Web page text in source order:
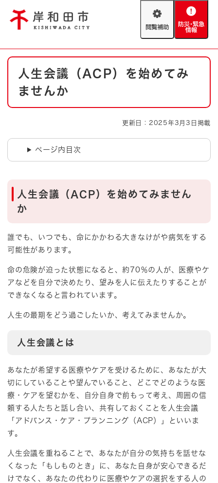
閲
助
防
緊
情
やさしい日本語
防災・緊急情報 救急・消防
ハザードマップ
本
人生会議（ACP）を始めてみ
ませんか
更新日：2025年3月3日掲載
ページ内目次
人生会議（ACP）を始めてみません
か
誰でも、いつでも、命にかかわる大きなけがや病気をする
可能性があります。
命の危険が迫った状態になると、約70％の人が、医療やケ
アなどを自分で決めたり、望みを人に伝えたりすることが
できなくなると言われています。
人生の最期をどう過ごしたいか、考えてみませんか。
人生会議とは
あなたが希望する医療やケアを受けるために、あなたが大
切にしていることや望んでいること、どこでどのような医
療・ケアを望むかを、自分自身で前もって考え、周囲の信
頼する人たちと話し合い、共有しておくことを人生会議
「アドバンス・ケア・プランニング（ACP）」といいま
す。
人生会議を重ねることで、あなたが自分の気持ちを話せな
くなった「もしものとき」に、あなた自身が安心できるだ
けでなく、あなたの代わりに医療やケアの選択をする人の